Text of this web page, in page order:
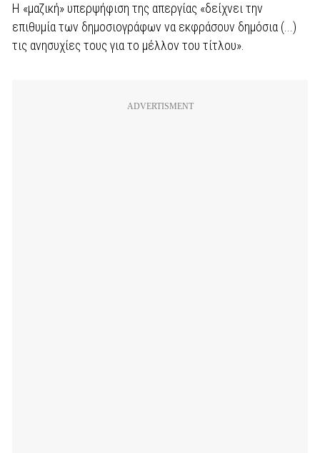
Η «μαζική» υπερψήφιση της απεργίας «δείχνει την
επιθυμία των δημοσιογράφων να εκφράσουν δημόσια (...)
τις ανησυχίες τους για το μέλλον του τίτλου».